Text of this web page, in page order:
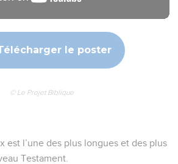
le poster
© Le Projet Biblique
est l’une des plus longues et des plus
Testament.